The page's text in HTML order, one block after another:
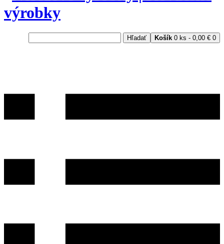
Košík 0 ks - 0,00 € 0
Hľadať